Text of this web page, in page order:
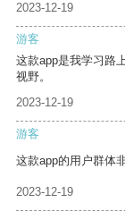
2023-12-19
游客
这款app是我学习路
视野。
2023-12-19
游客
这款app的用户群体
2023-12-19